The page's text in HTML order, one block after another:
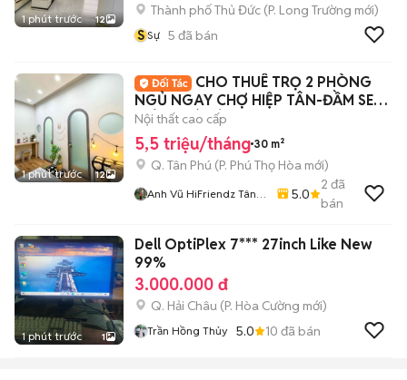
1 phút trước 12
Thành phố Thủ Đức (P. Long Trường mới)
S Sự 5 đã bán
1 phút trước 12
CHO THUÊ TRỌ 2 PHÒNG
NGỦ NGAY CHỢ HIỆP TÂN-ĐẦM SEN-
GIẢM GIÁ CÒN 5tr5
Nội thất cao cấp
5,5 triệu/tháng 30 m²
Q. Tân Phú (P. Phú Thọ Hòa mới)
Anh Vũ HiFriendz Tân
5.0
2 đã
bán
1 phút trước 1
Dell OptiPlex 7*** 27inch Like New
99%
3.000.000 đ
Q. Hải Châu (P. Hòa Cường mới)
Trần Hồng Thủy 5.0 10 đã bán